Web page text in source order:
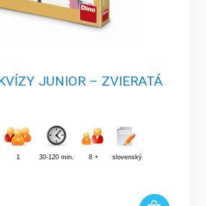
JUNIOR – ZVIERATÁ
1 30-120 min. 8 + slovenský